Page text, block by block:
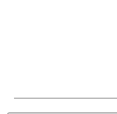
Ochrana osobních údajů